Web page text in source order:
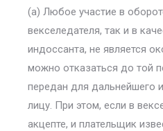
(а) Любое участие в
векселедателя, так и в
индоссанта, не является
можно отказаться до той
передан для дальнейшего
лицу. При этом, если в
акцепте, и плательщик